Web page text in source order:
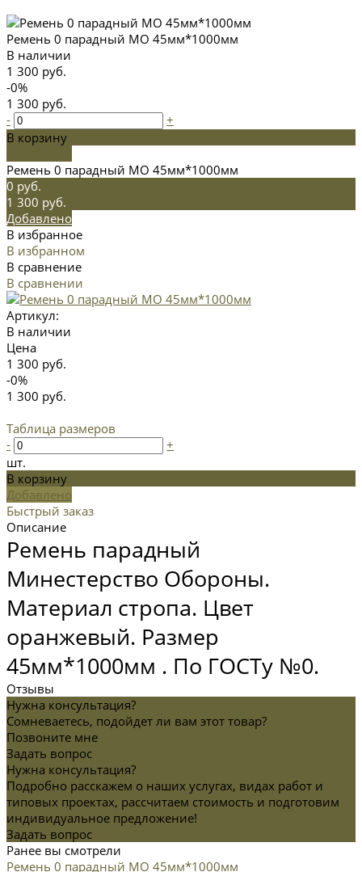
Ремень 0 парадный МО 45мм*1000мм
В наличии
1 300 руб.
-0%
1 300 руб.
-
+
В корзину
Ремень 0 парадный МО 45мм*1000мм
0 руб.
1 300 руб.
Добавлено
В избранное
В избранном
В сравнение
В сравнении
Артикул:
В наличии
Цена
1 300 руб.
-0%
1 300 руб.
Таблица размеров
-
+
шт.
В корзину
Добавлено
Быстрый заказ
Описание
Ремень парадный
Минестерство Обороны.
Материал стропа. Цвет
оранжевый. Размер
45мм*1000мм . По ГОСТу №0.
Отзывы
Нужна консультация?
Сомневаетесь, подойдет ли вам этот товар?
Позвоните мне
Задать вопрос
Нужна консультация?
Подробно расскажем о наших услугах, видах работ и
типовых проектах, рассчитаем стоимость и подготовим
индивидуальное предложение!
Задать вопрос
Ранее вы смотрели
Ремень 0 парадный МО 45мм*1000мм